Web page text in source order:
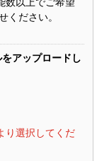
数以上でご希望
ください。
アップロードし
り選択してくだ